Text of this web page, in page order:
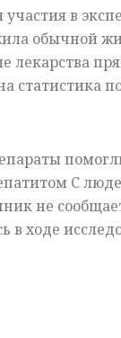
в
обычной
лекарства
статистика
С
не
в ходе